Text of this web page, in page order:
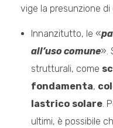
vige la presunzione
Innanzitutto, le «
all’uso comune».
strutturali, come
fondamenta,
lastrico solare.
ultimi, è possibile